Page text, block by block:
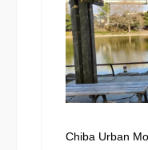
Chiba Urban